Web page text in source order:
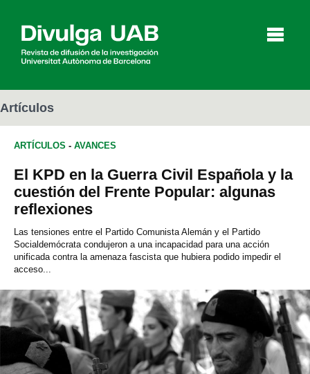
Artículos Entrevistas
Agenda
English Català
BUSCAR
Artículos
ARTÍCULOS - AVANCES
El KPD en la Guerra Civil Española y la
cuestión del Frente Popular: algunas
reflexiones
Las tensiones entre el Partido Comunista Alemán y el Partido
Socialdemócrata condujeron a una incapacidad para una acción
unificada contra la amenaza fascista que hubiera podido impedir el
acceso...